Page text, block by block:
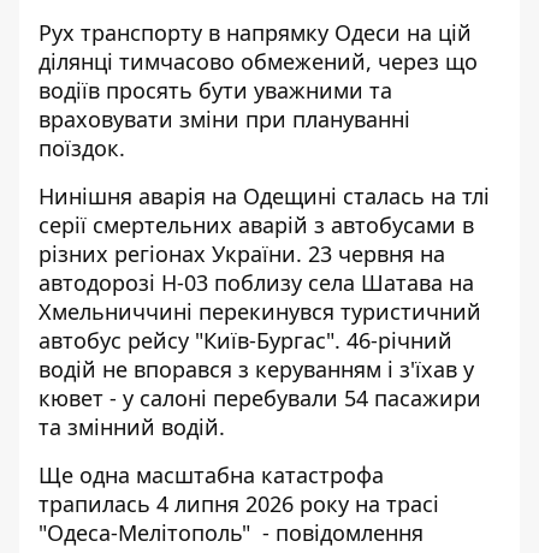
Рух транспорту в напрямку Одеси на цій
ділянці тимчасово обмежений, через що
водіїв просять бути уважними та
враховувати зміни при плануванні
поїздок.
Нинішня аварія на Одещині сталась на тлі
серії смертельних аварій з автобусами в
різних регіонах України. 23 червня на
автодорозі Н-03 поблизу села Шатава на
Хмельниччині перекинувся туристичний
автобус рейсу "Київ-Бургас". 46-річний
водій не впорався з керуванням і з'їхав у
кювет - у салоні перебували 54 пасажири
та змінний водій.
Ще одна масштабна катастрофа
трапилась 4 липня 2026 року на трасі
"Одеса-Мелітополь" - повідомлення